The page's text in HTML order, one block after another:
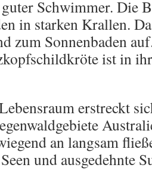
guter Schwimmer. Die
in starken Krallen.
zum Sonnenbaden
ist in
erstreckt
an langsam
und ausgedehnte